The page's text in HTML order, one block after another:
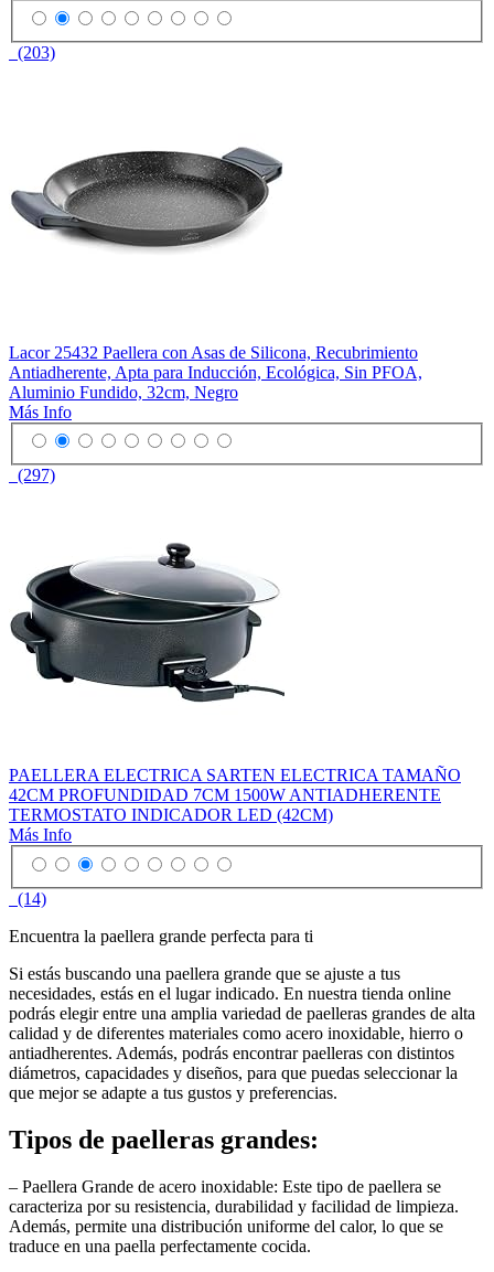
(203)
Lacor 25432 Paellera con Asas de Silicona, Recubrimiento
Antiadherente, Apta para Inducción, Ecológica, Sin PFOA,
Aluminio Fundido, 32cm, Negro
Más Info
(297)
PAELLERA ELECTRICA SARTEN ELECTRICA TAMAÑO
42CM PROFUNDIDAD 7CM 1500W ANTIADHERENTE
TERMOSTATO INDICADOR LED (42CM)
Más Info
(14)
Encuentra la paellera grande perfecta para ti
Si estás buscando una paellera grande que se ajuste a tus
necesidades, estás en el lugar indicado. En nuestra tienda online
podrás elegir entre una amplia variedad de paelleras grandes de alta
calidad y de diferentes materiales como acero inoxidable, hierro o
antiadherentes. Además, podrás encontrar paelleras con distintos
diámetros, capacidades y diseños, para que puedas seleccionar la
que mejor se adapte a tus gustos y preferencias.
Tipos de paelleras grandes:
– Paellera Grande de acero inoxidable: Este tipo de paellera se
caracteriza por su resistencia, durabilidad y facilidad de limpieza.
Además, permite una distribución uniforme del calor, lo que se
traduce en una paella perfectamente cocida.